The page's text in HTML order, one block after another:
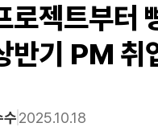
로젝트부터
반기 PM 취
수2025.10.18